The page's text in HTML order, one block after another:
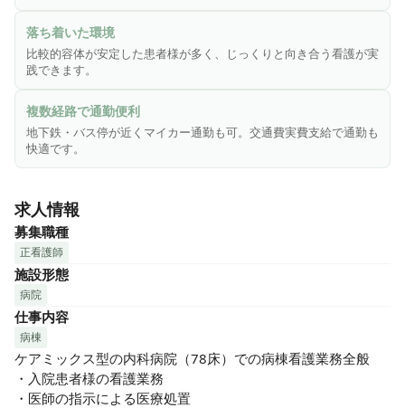
です。
・入職後は業務に慣れるまでサポート役の先輩がつき、マン
ツーマンのOJTを行っておりますので、経験の浅い方ブランク
のある方も安心してお仕事に取り組めます。
・有給消化率100％、お休み希望もほぼ100％通るお休みのと
りやすい病院です。
・入院患者様は比較的容体が安定しているため、予定通りに
業務が進み残業はほぼ発生しません。
不安などあるかと思いますので、まずは病棟の雰囲気などの
見学のみでも可能です。
お気軽にお問い合わせください♪
資格や経験を活かしながら心機一転新しい職場で新たなキャ
リアスタートしませんか？
ご応募をお待ちしております！
落ち着いた環境
比較的容体が安定した患者様が多く、じっくりと向き合う看護が実
践できます。
複数経路で通勤便利
地下鉄・バス停が近くマイカー通勤も可。交通費実費支給で通勤も
快適です。
求人情報
募集職種
正看護師
施設形態
病院
仕事内容
病棟
ケアミックス型の内科病院（78床）での病棟看護業務全般
・入院患者様の看護業務
・医師の指示による医療処置